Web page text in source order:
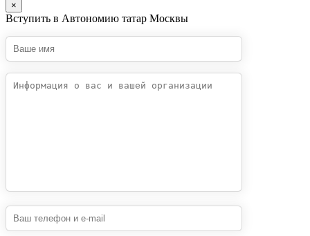
×
Вступить в Автономию татар Москвы